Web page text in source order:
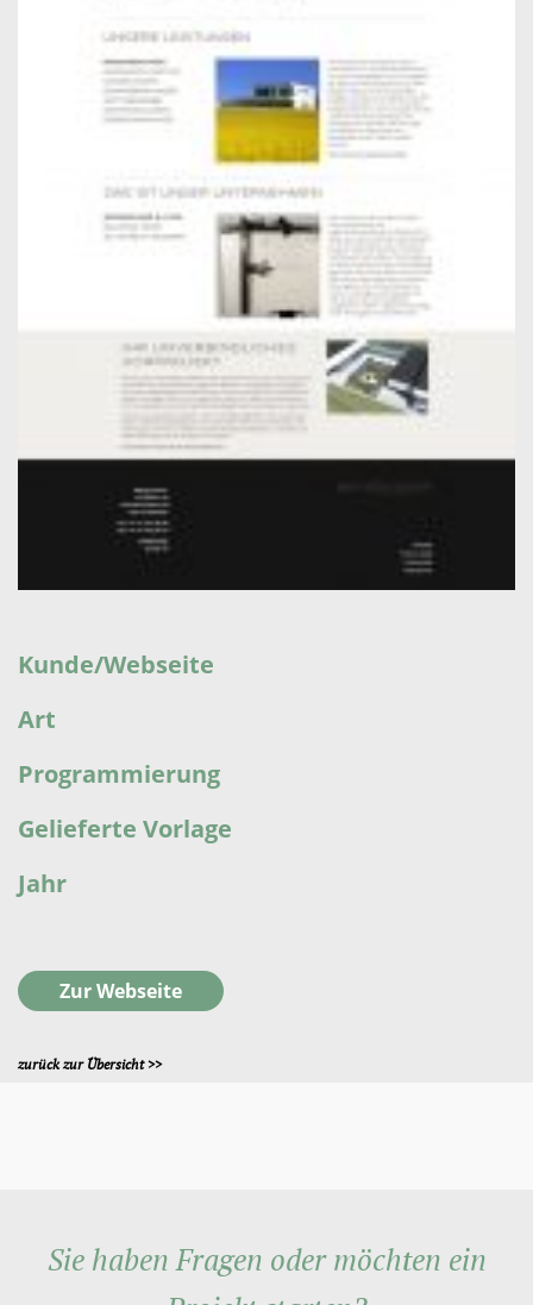
Kunde/Webseite
Art
Programmierung
Gelieferte Vorlage
Jahr
Zur Webseite
zurück zur Übersicht >>
Sie haben Fragen oder möchten ein